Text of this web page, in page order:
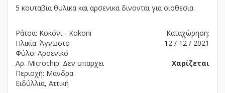
5 κουταβια θυλικα και αρσενικα δινονται για οιοθεσια
Ράτσα: Κοκόνι - Kokoni
Ηλικία: Άγνωστο
Φύλο: Αρσενικό
Αρ. Microchip: Δεν υπαρχει
Περιοχή: Μάνδρα
Ειδύλλια, Αττική
Καταχώρηση:
12 / 12 / 2021
Χαρίζεται